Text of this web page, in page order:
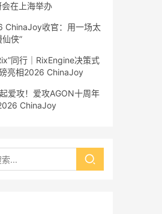
会在上海举办
ChinaJoy收官：用一场太
侠”
同行｜RixEngine决策式
亮相2026 ChinaJoy
爱攻！爱攻AGON十周年
ChinaJoy